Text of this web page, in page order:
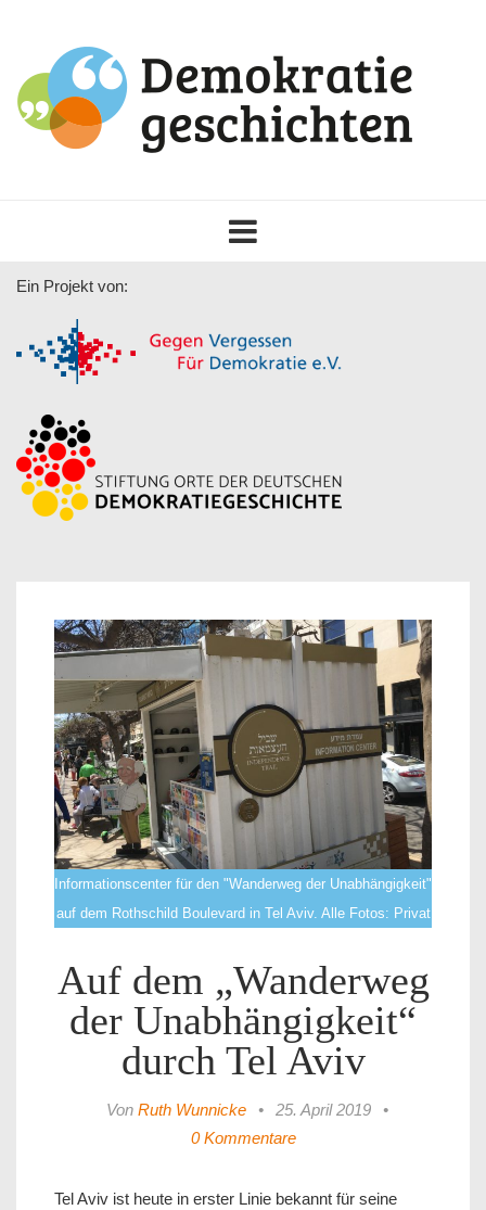
navigation
Ein Projekt von:
Informationscenter für den "Wanderweg der Unabhängigkeit"
auf dem Rothschild Boulevard in Tel Aviv. Alle Fotos: Privat
Auf dem „Wanderweg
der Unabhängigkeit“
durch Tel Aviv
Von Ruth Wunnicke • 25. April 2019
•
0 Kommentare
Tel Aviv ist heute in erster Linie bekannt für seine